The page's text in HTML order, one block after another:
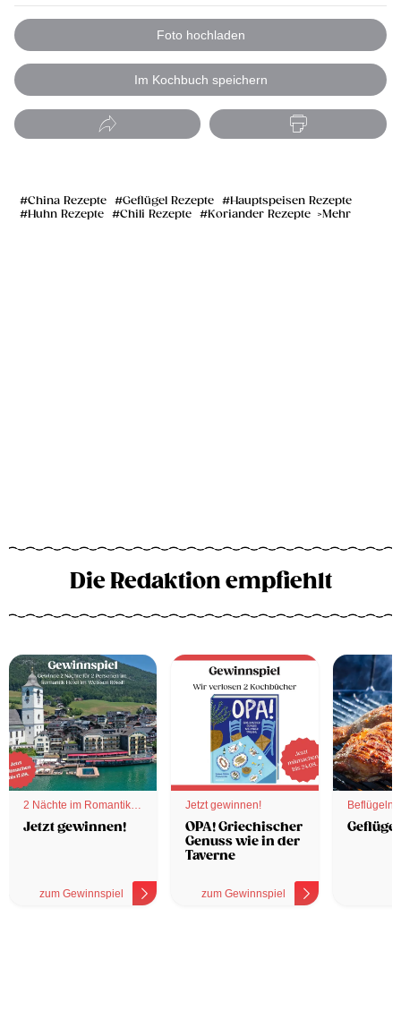
Foto hochladen
Im Kochbuch speichern
China Rezepte Geflügel Rezepte
Hauptspeisen Rezepte
Huhn Rezepte
Chili Rezepte Koriander Rezepte Mehr
Die Redaktion empfiehlt
2 Nächte im Romantik
Hotel
Jetzt gewinnen!
zum Gewinnspiel
Jetzt gewinnen!
OPA! Griechischer
Genuss wie in der
Taverne
zum Gewinnspiel